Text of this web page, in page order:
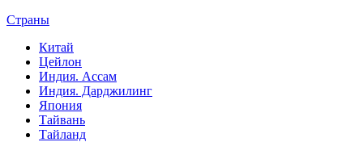
Страны
Китай
Цейлон
Индия. Ассам
Индия. Дарджилинг
Япония
Тайвань
Тайланд